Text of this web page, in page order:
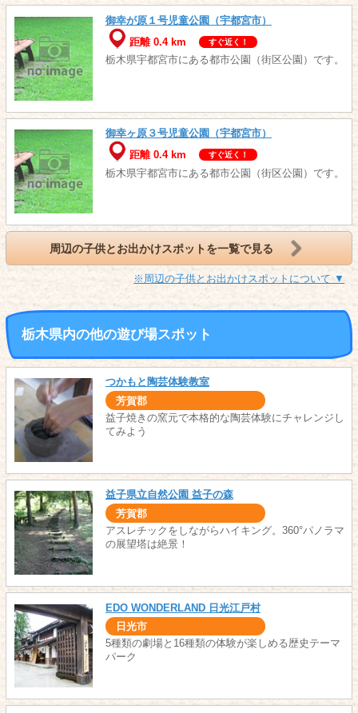
御幸が原１号児童公園（宇都宮市）
距離 0.4 km
すぐ近く！
栃木県宇都宮市にある都市公園（街区公園）です。
御幸ヶ原３号児童公園（宇都宮市）
距離 0.4 km
すぐ近く！
栃木県宇都宮市にある都市公園（街区公園）です。
周辺の子供とお出かけスポットを一覧で見る
※周辺の子供とお出かけスポットについて ▼
栃木県内の他の遊び場スポット
つかもと陶芸体験教室
芳賀郡
益子焼きの窯元で本格的な陶芸体験にチャレンジし
てみよう
益子県立自然公園 益子の森
芳賀郡
アスレチックをしながらハイキング。360°パノラマ
の展望塔は絶景！
EDO WONDERLAND 日光江戸村
日光市
5種類の劇場と16種類の体験が楽しめる歴史テーマ
パーク